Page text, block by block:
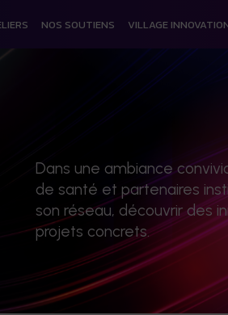
NOS SOUTIENS VILLAGE
Dans une ambiance
de santé et partenaires
son réseau, découvrir des
projets concrets.